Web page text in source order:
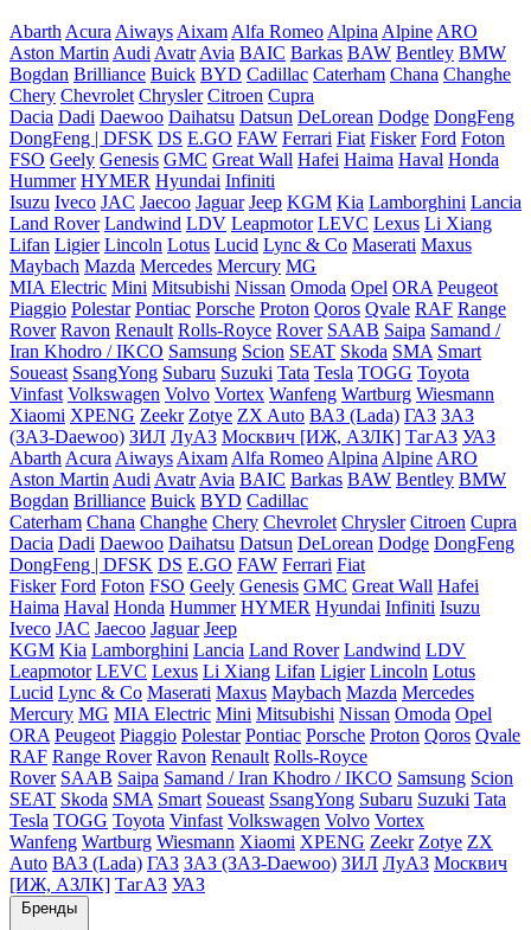
Abarth Acura Aiways Aixam Alfa Romeo Alpina Alpine ARO
Aston Martin Audi Avatr Avia BAIC Barkas BAW Bentley BMW
Bogdan Brilliance Buick BYD Cadillac Caterham Chana Changhe
Chery Chevrolet Chrysler Citroen Cupra
Dacia Dadi Daewoo Daihatsu Datsun DeLorean Dodge DongFeng
DongFeng | DFSK DS E.GO FAW Ferrari Fiat Fisker Ford Foton
FSO Geely Genesis GMC Great Wall Hafei Haima Haval Honda
Hummer HYMER Hyundai Infiniti
Isuzu Iveco JAC Jaecoo Jaguar Jeep KGM Kia Lamborghini Lancia
Land Rover Landwind LDV Leapmotor LEVC Lexus Li Xiang
Lifan Ligier Lincoln Lotus Lucid Lync & Co Maserati Maxus
Maybach Mazda Mercedes Mercury MG
MIA Electric Mini Mitsubishi Nissan Omoda Opel ORA Peugeot
Piaggio Polestar Pontiac Porsche Proton Qoros Qvale RAF Range
Rover Ravon Renault Rolls-Royce Rover SAAB Saipa Samand /
Iran Khodro / IKCO Samsung Scion SEAT Skoda SMA Smart
Soueast SsangYong Subaru Suzuki Tata Tesla TOGG Toyota
Vinfast Volkswagen Volvo Vortex Wanfeng Wartburg Wiesmann
Xiaomi XPENG Zeekr Zotye ZX Auto ВАЗ (Lada) ГАЗ ЗАЗ
(ЗАЗ-Daewoo) ЗИЛ ЛуАЗ Москвич [ИЖ, АЗЛК] ТагАЗ УАЗ
Abarth Acura Aiways Aixam Alfa Romeo Alpina Alpine ARO
Aston Martin Audi Avatr Avia BAIC Barkas BAW Bentley BMW
Bogdan Brilliance Buick BYD Cadillac
Caterham Chana Changhe Chery Chevrolet Chrysler Citroen Cupra
Dacia Dadi Daewoo Daihatsu Datsun DeLorean Dodge DongFeng
DongFeng | DFSK DS E.GO FAW Ferrari Fiat
Fisker Ford Foton FSO Geely Genesis GMC Great Wall Hafei
Haima Haval Honda Hummer HYMER Hyundai Infiniti Isuzu
Iveco JAC Jaecoo Jaguar Jeep
KGM Kia Lamborghini Lancia Land Rover Landwind LDV
Leapmotor LEVC Lexus Li Xiang Lifan Ligier Lincoln Lotus
Lucid Lync & Co Maserati Maxus Maybach Mazda Mercedes
Mercury MG MIA Electric Mini Mitsubishi Nissan Omoda Opel
ORA Peugeot Piaggio Polestar Pontiac Porsche Proton Qoros Qvale
RAF Range Rover Ravon Renault Rolls-Royce
Rover SAAB Saipa Samand / Iran Khodro / IKCO Samsung Scion
SEAT Skoda SMA Smart Soueast SsangYong Subaru Suzuki Tata
Tesla TOGG Toyota Vinfast Volkswagen Volvo Vortex
Wanfeng Wartburg Wiesmann Xiaomi XPENG Zeekr Zotye ZX
Auto ВАЗ (Lada) ГАЗ ЗАЗ (ЗАЗ-Daewoo) ЗИЛ ЛуАЗ Москвич
[ИЖ, АЗЛК] ТагАЗ УАЗ
Бренды